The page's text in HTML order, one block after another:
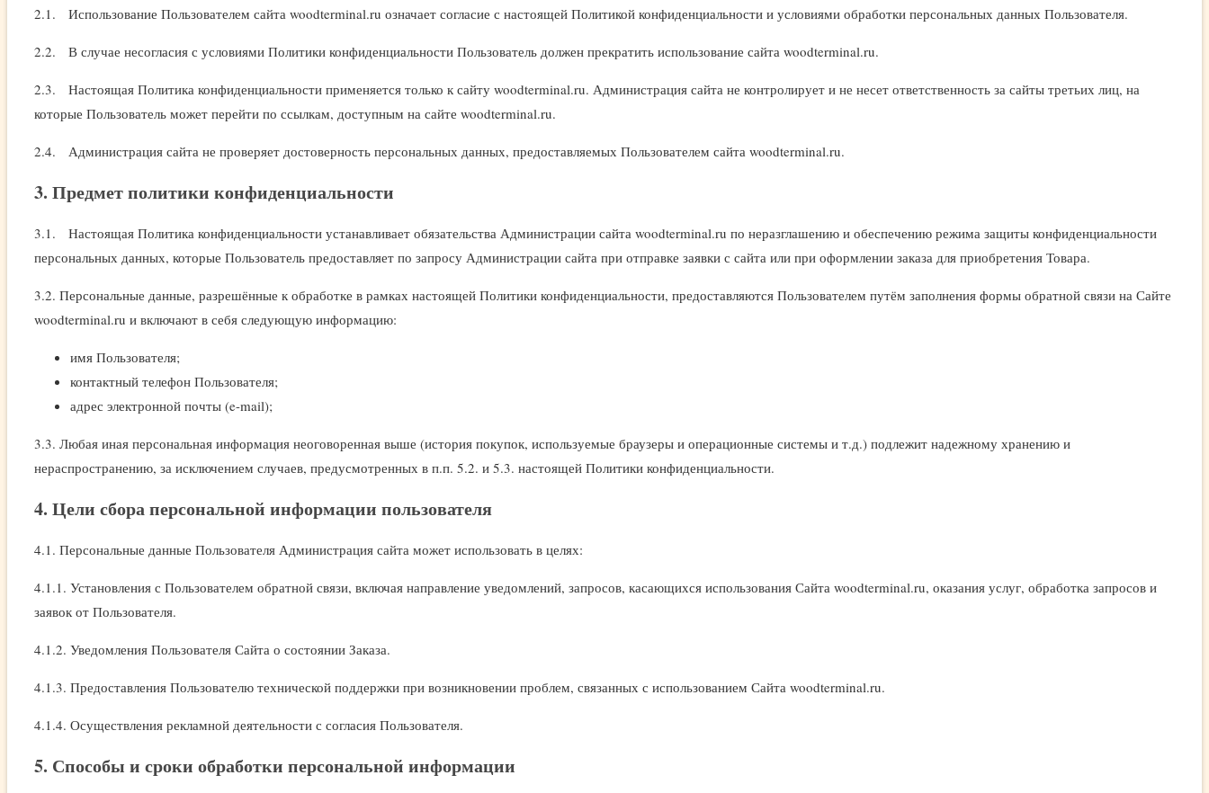
2.1. Использование Пользователем сайта woodterminal.ru означает согласие с настоящей Политикой конфиденциальности и условиями обработки персональных данных Пользователя.
2.2. В случае несогласия с условиями Политики конфиденциальности Пользователь должен прекратить использование сайта woodterminal.ru.
2.3. Настоящая Политика конфиденциальности применяется только к сайту woodterminal.ru. Администрация сайта не контролирует и не несет ответственность за сайты третьих лиц, на
которые Пользователь может перейти по ссылкам, доступным на сайте woodterminal.ru.
2.4. Администрация сайта не проверяет достоверность персональных данных, предоставляемых Пользователем сайта woodterminal.ru.
3. Предмет политики конфиденциальности
3.1. Настоящая Политика конфиденциальности устанавливает обязательства Администрации сайта woodterminal.ru по неразглашению и обеспечению режима защиты конфиденциальности
персональных данных, которые Пользователь предоставляет по запросу Администрации сайта при отправке заявки с сайта или при оформлении заказа для приобретения Товара.
3.2. Персональные данные, разрешённые к обработке в рамках настоящей Политики конфиденциальности, предоставляются Пользователем путём заполнения формы обратной связи на Сайте
woodterminal.ru и включают в себя следующую информацию:
имя Пользователя;
контактный телефон Пользователя;
адрес электронной почты (e-mail);
3.3. Любая иная персональная информация неоговоренная выше (история покупок, используемые браузеры и операционные системы и т.д.) подлежит надежному хранению и
нераспространению, за исключением случаев, предусмотренных в п.п. 5.2. и 5.3. настоящей Политики конфиденциальности.
4. Цели сбора персональной информации пользователя
4.1. Персональные данные Пользователя Администрация сайта может использовать в целях:
4.1.1. Установления с Пользователем обратной связи, включая направление уведомлений, запросов, касающихся использования Сайта woodterminal.ru, оказания услуг, обработка запросов и
заявок от Пользователя.
4.1.2. Уведомления Пользователя Сайта о состоянии Заказа.
4.1.3. Предоставления Пользователю технической поддержки при возникновении проблем, связанных с использованием Сайта woodterminal.ru.
4.1.4. Осуществления рекламной деятельности с согласия Пользователя.
5. Способы и сроки обработки персональной информации